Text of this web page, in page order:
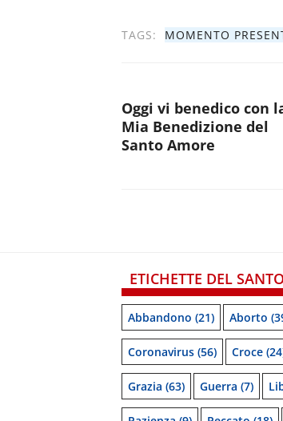
TAGS: MOMENTO
Oggi vi benedico con
Mia Benedizione del
Santo Amore
ETICHETTE DEL
Abbandono (21) Aborto
Coronavirus (56) Croce
Grazia (63) Guerra (7)